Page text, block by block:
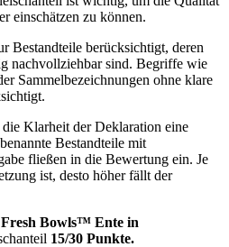
einschätzen zu können.
Bestandteile berücksichtigt, deren
nachvollziehbar sind. Begriffe wie
Sammelbezeichnungen ohne klare
Klarheit der Deklaration eine
Bestandteile mit
fließen in die Bewertung ein. Je
ist, desto höher fällt der
Fresh Bowls™ Ente in
15/30 Punkte.